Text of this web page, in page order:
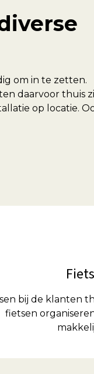
om in te zetten.
daarvoor thuis
op locatie.
bij de klanten
fietsen